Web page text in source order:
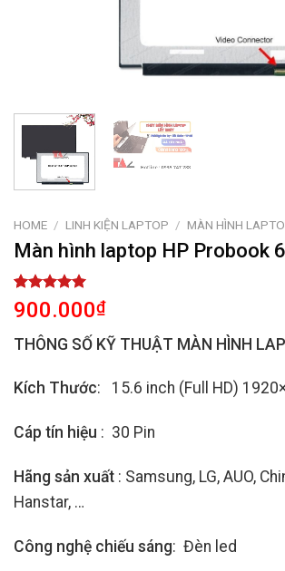
HOME / LINH KIỆN LAPTOP / MÀN HÌNH
Màn hình laptop HP Probook
Rated
5.00
out of 5
based on
1
customer
900.000₫
THÔNG SỐ KỸ THUẬT MÀN HÌNH
Kích Thước: 15.6 inch (Full HD)
Cáp tín hiệu : 30 Pin
Hãng sản xuất : Samsung, LG, AUO,
Hanstar, …
Công nghệ chiếu sáng: Đèn led